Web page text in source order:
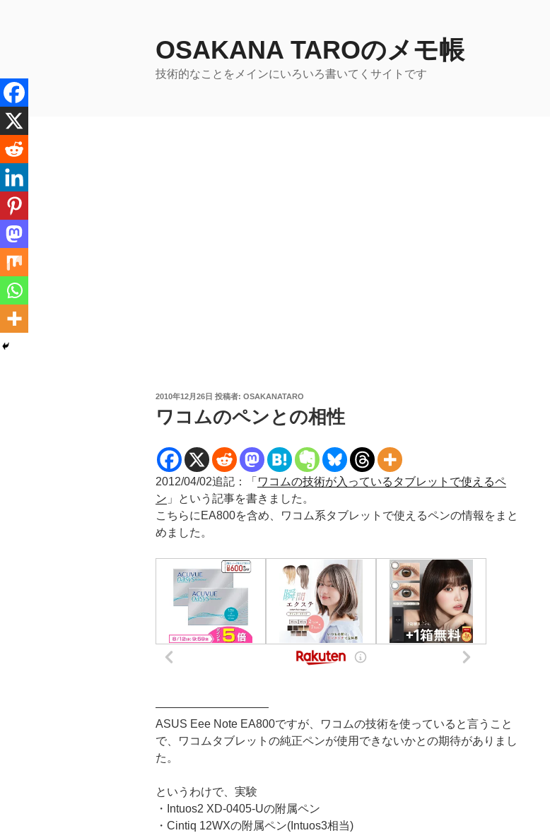
へ
ス
キ
プ
OSAKANA TAROのメモ帳
技術的なことをメインにいろいろ書いてくサイトです
投
日:
2010年12月26日 投稿者: OSAKANATARO
ワコムのペンとの相性
2012/04/02追記：「 ワコムの技術が入っているタブレットで使えるペ
ン 」という記事を書きました。
こちらにEA800を含め、ワコム系タブレットで使えるペンの情報をまと
めました。
——————————
ASUS Eee Note EA800ですが、ワコムの技術を使っていると言うこと
で、ワコムタブレットの純正ペンが使用できないかとの期待がありまし
た。
というわけで、実験
・Intuos2 XD-0405-Uの附属ペン
・Cintiq 12WXの附属ペン(Intuos3相当)